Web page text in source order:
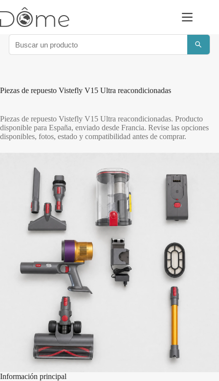
al
contenido
Piezas de repuesto Vistefly V15 Ultra reacondicionadas
Piezas de repuesto Vistefly V15 Ultra reacondicionadas. Producto
disponible para España, enviado desde Francia. Revise las opciones
disponibles, fotos, estado y compatibilidad antes de comprar.
Información principal